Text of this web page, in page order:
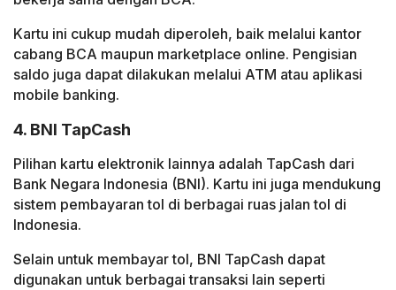
Kartu ini cukup mudah diperoleh, baik melalui kantor
cabang BCA maupun marketplace online. Pengisian
saldo juga dapat dilakukan melalui ATM atau aplikasi
mobile banking.
4. BNI TapCash
Pilihan kartu elektronik lainnya adalah TapCash dari
Bank Negara Indonesia (BNI). Kartu ini juga mendukung
sistem pembayaran tol di berbagai ruas jalan tol di
Indonesia.
Selain untuk membayar tol, BNI TapCash dapat
digunakan untuk berbagai transaksi lain seperti